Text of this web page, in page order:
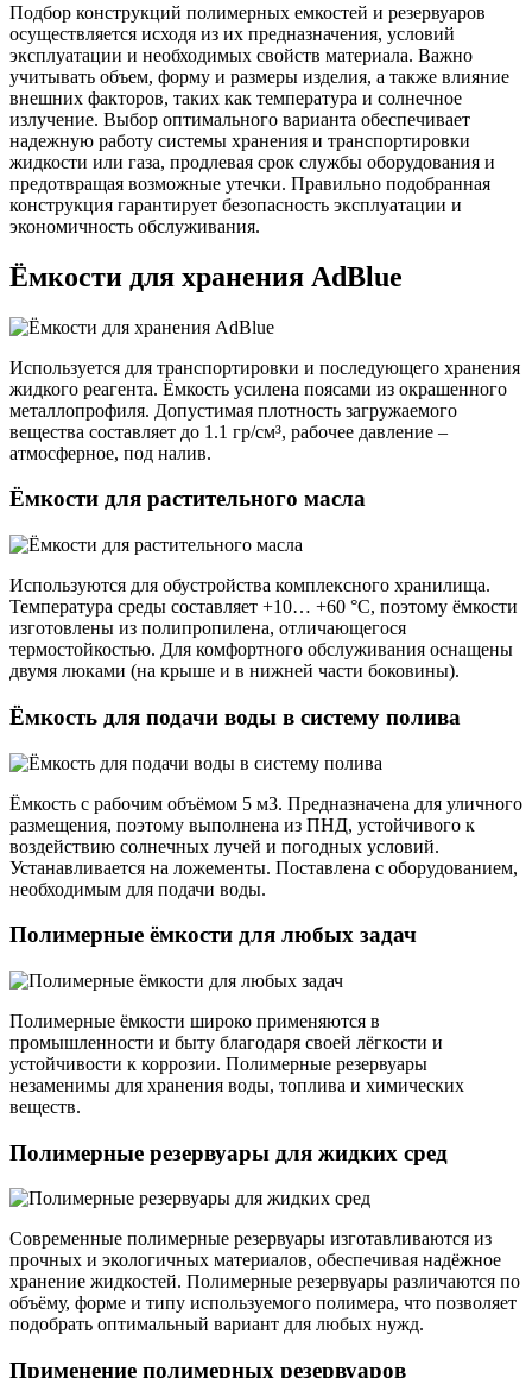
Подбор конструкций полимерных емкостей и резервуаров
осуществляется исходя из их предназначения, условий
эксплуатации и необходимых свойств материала. Важно
учитывать объем, форму и размеры изделия, а также влияние
внешних факторов, таких как температура и солнечное
излучение. Выбор оптимального варианта обеспечивает
надежную работу системы хранения и транспортировки
жидкости или газа, продлевая срок службы оборудования и
предотвращая возможные утечки. Правильно подобранная
конструкция гарантирует безопасность эксплуатации и
экономичность обслуживания.
Ёмкости для хранения AdBlue
Используется для транспортировки и последующего хранения
жидкого реагента. Ёмкость усилена поясами из окрашенного
металлопрофиля. Допустимая плотность загружаемого
вещества составляет до 1.1 гр/см³, рабочее давление –
атмосферное, под налив.
Ёмкости для растительного масла
Используются для обустройства комплексного хранилища.
Температура среды составляет +10… +60 °С, поэтому ёмкости
изготовлены из полипропилена, отличающегося
термостойкостью. Для комфортного обслуживания оснащены
двумя люками (на крыше и в нижней части боковины).
Ёмкость для подачи воды в систему полива
Ёмкость с рабочим объёмом 5 м3. Предназначена для уличного
размещения, поэтому выполнена из ПНД, устойчивого к
воздействию солнечных лучей и погодных условий.
Устанавливается на ложементы. Поставлена с оборудованием,
необходимым для подачи воды.
Полимерные ёмкости для любых задач
Полимерные ёмкости широко применяются в
промышленности и быту благодаря своей лёгкости и
устойчивости к коррозии. Полимерные резервуары
незаменимы для хранения воды, топлива и химических
веществ.
Полимерные резервуары для жидких сред
Современные полимерные резервуары изготавливаются из
прочных и экологичных материалов, обеспечивая надёжное
хранение жидкостей. Полимерные резервуары различаются по
объёму, форме и типу используемого полимера, что позволяет
подобрать оптимальный вариант для любых нужд.
Применение полимерных резервуаров